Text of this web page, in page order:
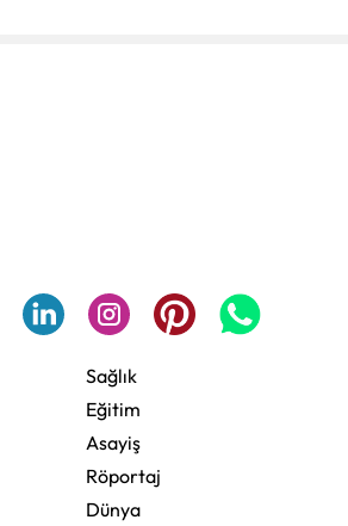
Sağlık
Eğitim
Asayiş
Röportaj
Dünya